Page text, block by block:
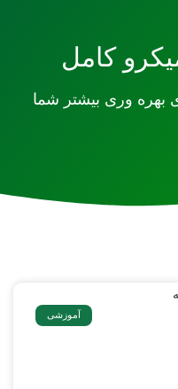
کامل
بهره وری بیشتر شما
آموزشی